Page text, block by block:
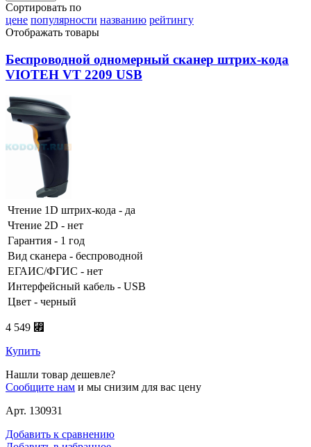
Сортировать по
цене популярности названию рейтингу
Отображать товары
Беспроводной одномерный сканер штрих-кода
VIOTEH VT 2209 USB
Чтение 1D штрих-кода - да
Чтение 2D - нет
Гарантия - 1 год
Вид сканера - беспроводной
ЕГАИС/ФГИС - нет
Интерфейсный кабель - USB
Цвет - черный
4 549 ⃏
Купить
Нашли товар дешевле?
Сообщите нам и мы снизим для вас цену
Арт. 130931
Добавить к сравнению